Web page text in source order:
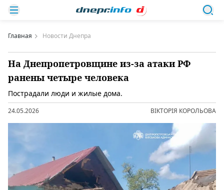
Главная Новости Днепра
На Днепропетровщине из-за атаки РФ
ранены четыре человека
Пострадали люди и жилые дома.
24.05.2026 ВІКТОРІЯ КОРОЛЬОВА